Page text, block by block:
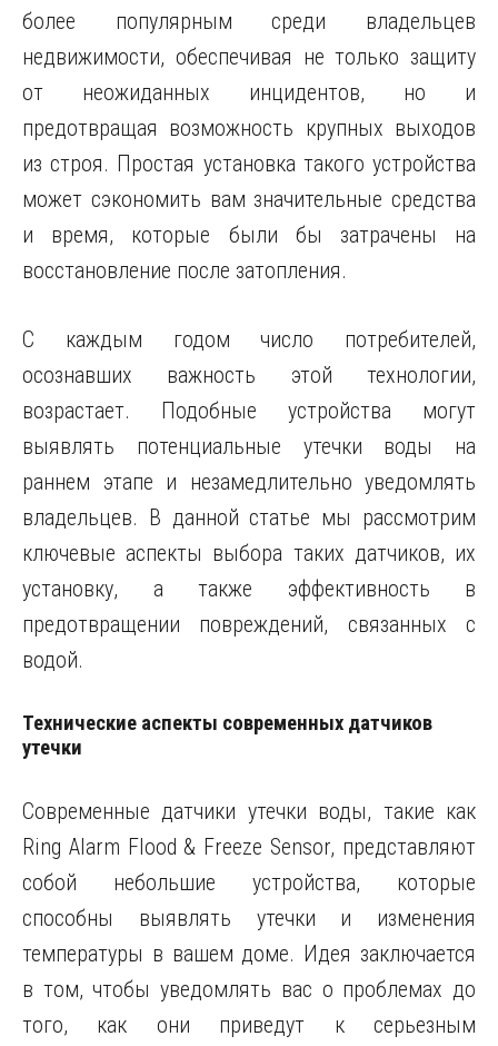
более популярным среди владельцев
недвижимости, обеспечивая не только защиту
от неожиданных инцидентов, но и
предотвращая возможность крупных выходов
из строя. Простая установка такого устройства
может сэкономить вам значительные средства
и время, которые были бы затрачены на
восстановление после затопления.
С каждым годом число потребителей,
осознавших важность этой технологии,
возрастает. Подобные устройства могут
выявлять потенциальные утечки воды на
раннем этапе и незамедлительно уведомлять
владельцев. В данной статье мы рассмотрим
ключевые аспекты выбора таких датчиков, их
установку, а также эффективность в
предотвращении повреждений, связанных с
водой.
Технические аспекты современных датчиков
утечки
Современные датчики утечки воды, такие как
Ring Alarm Flood & Freeze Sensor, представляют
собой небольшие устройства, которые
способны выявлять утечки и изменения
температуры в вашем доме. Идея заключается
в том, чтобы уведомлять вас о проблемах до
того, как они приведут к серьезным